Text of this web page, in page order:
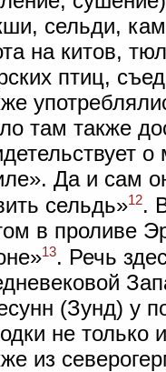
сельди,
на китов,
птиц,
там также
Да и сам
сельдь»12.
в проливе
13. Речь
(Зунд) у
не только
из